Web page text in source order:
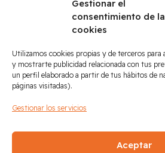
Gestionar el
consentimiento de
cookies
Utilizamos cookies propias y de terceros para
y mostrarte publicidad relacionada con tus
un perfil elaborado a partir de tus hábitos de
páginas visitadas).
Gestionar los servicios
Aceptar
Partners